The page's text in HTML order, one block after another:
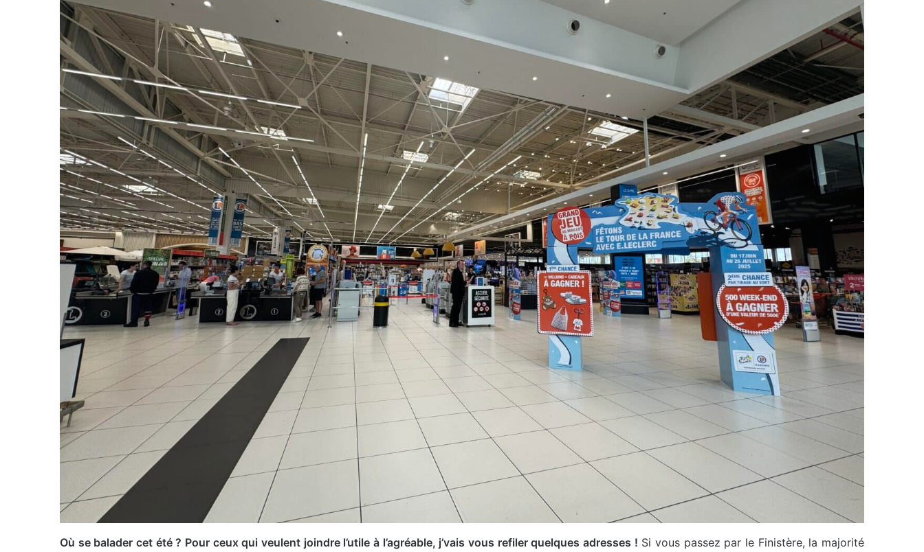
Où se balader cet été ? Pour ceux qui veulent joindre l’utile à l’agréable, j’vais vous refiler quelques adresses ! Si vous passez par le Finistère, la majorité